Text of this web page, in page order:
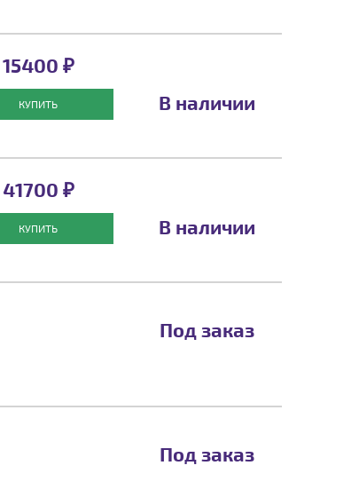
15400 ₽
КУПИТЬ В наличии
41700 ₽
КУПИТЬ В наличии
Под заказ
Под заказ